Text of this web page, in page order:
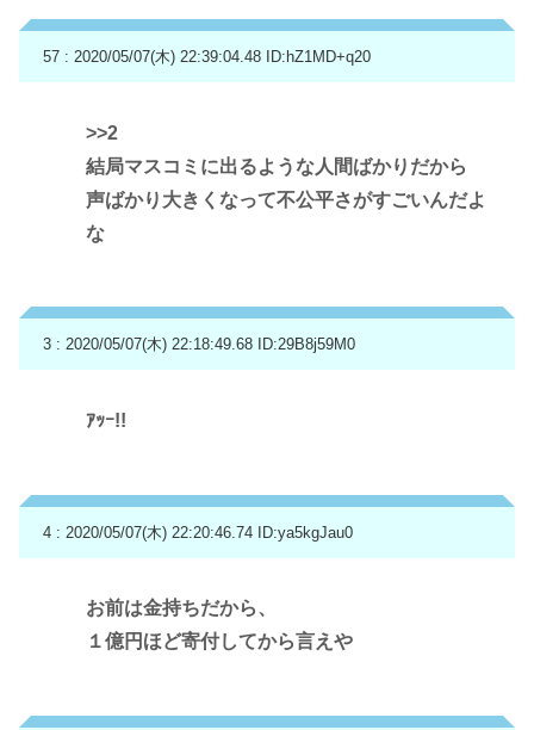
57 : 2020/05/07(木) 22:39:04.48 ID:hZ1MD+q20
>>2
結局マスコミに出るような人間ばかりだから
声ばかり大きくなって不公平さがすごいんだよ
な
3 : 2020/05/07(木) 22:18:49.68 ID:29B8j59M0
ｱｯｰ!!
4 : 2020/05/07(木) 22:20:46.74 ID:ya5kgJau0
お前は金持ちだから、
１億円ほど寄付してから言えや